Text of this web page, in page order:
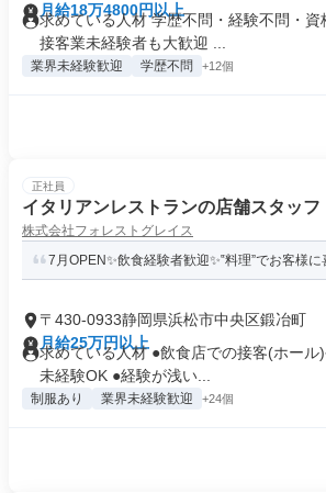
月給18万4800円以上
求めている人材 学歴不問・経験不問・
接客業未経験者も大歓迎 ...
業界未経験歓迎 学歴不問 +12個
正社員
イタリアンレストランの店舗スタッフ
株式会社フォレストグレイス
7月OPEN✨飲食経験者歓迎✨‟料理”でお客様に
〒430-0933静岡県浜松市中央区鍛冶町
月給25万円以上
求めている人材 ●飲食店での接客(ホール
未経験OK ●経験が浅い...
制服あり 業界未経験歓迎 +24個